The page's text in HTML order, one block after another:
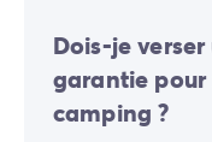
sites touristiques. Il
de votre
Dois-je
garantie pour
camping ?